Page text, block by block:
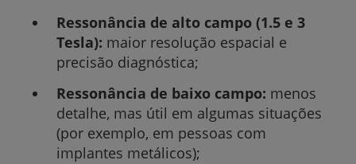
Ressonância de alto campo (1.5 e 3
Tesla): maior resolução espacial e
precisão diagnóstica;
Ressonância de baixo campo: menos
detalhe, mas útil em algumas situações
(por exemplo, em pessoas com
implantes metálicos);